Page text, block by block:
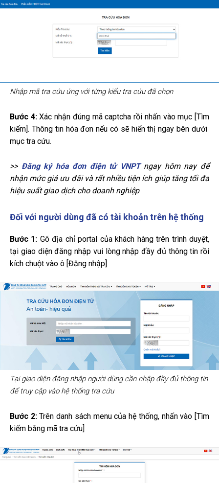
Nhập mã tra cứu ứng với từng kiểu tra cứu đã chọn
Bước 4:Xác nhận đúng mã captcha rồi nhấn vào mục [Tìm
kiếm]. Thông tin hóa đơn nếu có sẽ hiển thị ngay bên dưới
mục tra cứu.
>> Đăng ký hóa đơn điện tử VNPTngay hôm nay để
nhận mức giá ưu đãi và rất nhiều tiện ích giúp tăng tối đa
hiệu suất giao dịch cho doanh nghiệp
Đối với người dùng đã có tài khoản trên hệ thống
Bước 1: Gõ địa chỉ portal của khách hàng trên trình duyệt,
tại giao diện đăng nhập vui lòng nhập đầy đủ thông tin rồi
kích chuột vào ô [Đăng nhập]
Tại giao diện đăng nhập người dùng cần nhập đầy đủ thông tin
để truy cập vào hệ thống tra cứu
Bước 2:Trên danh sách menu của hệ thống, nhấn vào [Tìm
kiếm bằng mã tra cứu]